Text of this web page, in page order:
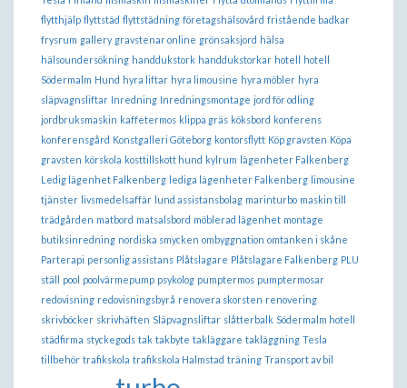
flytthjälp flyttstäd flyttstädning företagshälsovård fristående badkar
frysrum gallery gravstenar online grönsaksjord hälsa
hälsoundersökning handdukstork handdukstorkar hotell
hotell
Södermalm Hund hyra liftar hyra limousine hyra möbler hyra
släpvagnsliftar Inredning Inredningsmontage jord för odling
jordbruksmaskin kaffetermos klippa gräs köksbord konferens
konferensgård Konstgalleri Göteborg kontorsflytt Köp gravsten Köpa
gravsten körskola kosttillskott hund kylrum lägenheter Falkenberg
Ledig lägenhet Falkenberg lediga lägenheter Falkenberg limousine
tjänster livsmedelsaffär lund assistansbolag marinturbo maskin till
trädgården matbord matsalsbord möblerad lägenhet montage
butiksinredning nordiska smycken ombyggnation omtanken i skåne
Parterapi personlig assistans Plåtslagare Plåtslagare Falkenberg PLU
ställ
pool poolvärmepump psykolog pumptermos pumptermosar
redovisning redovisningsbyrå renovera skorsten renovering
skrivböcker skrivhäften Släpvagnsliftar slåtterbalk Södermalm hotell
städfirma styckegods tak takbyte takläggare takläggning Tesla
tillbehör trafikskola trafikskola Halmstad träning Transport av bil